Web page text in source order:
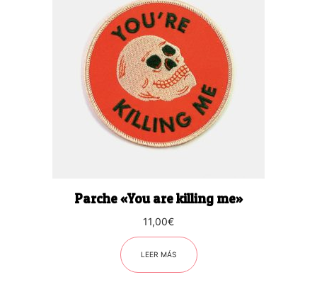
Parche «You are killing me»
11,00€
LEER MÁS